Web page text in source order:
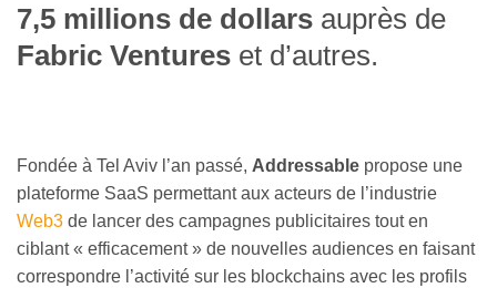
7,5 millions de dollars auprès de
Fabric Ventures et d’autres.
Fondée à Tel Aviv l’an passé, Addressable propose une
plateforme SaaS permettant aux acteurs de l’industrie
Web3 de lancer des campagnes publicitaires tout en
ciblant « efficacement » de nouvelles audiences en faisant
correspondre l’activité sur les blockchains avec les profils